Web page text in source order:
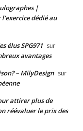
|
dédié au
élus SPG971 sur
avantages
– MilyDesign sur
attirer plus de
réévaluer le prix des